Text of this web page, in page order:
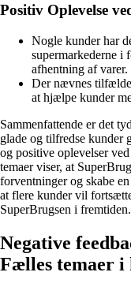
Positiv Oplevelse
Nogle kunder har
supermarkederne i
afhentning af varer.
Der nævnes
at hjælpe kunder
Sammenfattende er det
glade og tilfredse kunder
og positive oplevelser
temaer viser, at
forventninger og skabe
at flere kunder vil
SuperBrugsen i fremtiden.
Negative
Fælles temaer i